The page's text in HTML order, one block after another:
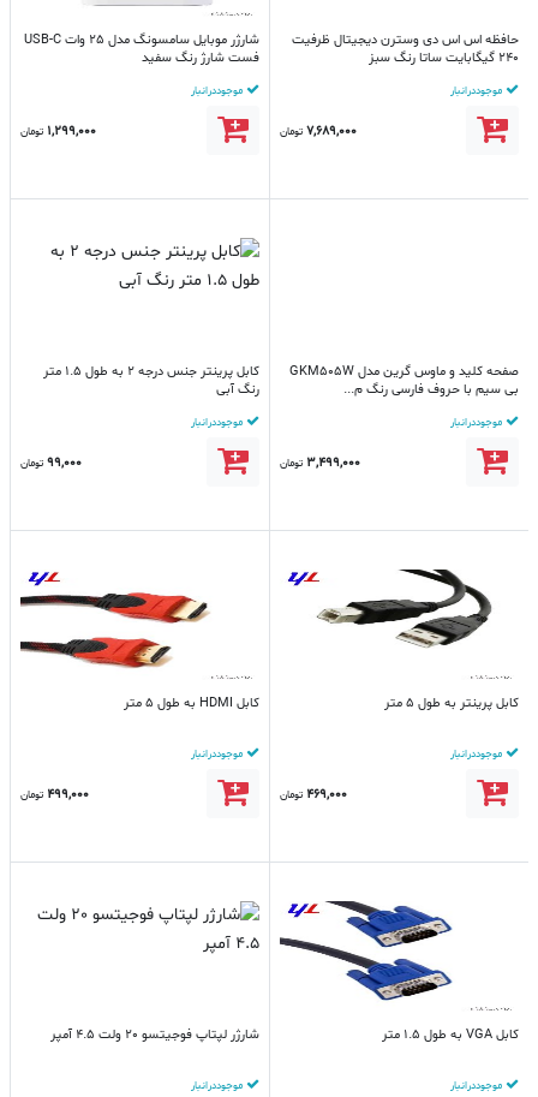
حافظه اس اس دی وسترن دیجیتال ظرفیت
240 گیگابایت ساتا رنگ سبز
موجود در انبار
7,689,000 تومان
شارژر موبایل سامسونگ مدل 25 وات USB-C
فست شارژ رنگ سفید
موجود در انبار
1,299,000 تومان
صفحه کلید و ماوس گرین مدل GKM505W
بی سیم با حروف فارسی رنگ م...
موجود در انبار
3,499,000 تومان
کابل پرینتر جنس درجه 2 به طول 1.5 متر
رنگ آبی
موجود در انبار
99,000 تومان
کابل پرینتر به طول 5 متر
موجود در انبار
469,000 تومان
کابل HDMI به طول 5 متر
موجود در انبار
499,000 تومان
کابل VGA به طول 1.5 متر
موجود در انبار
شارژر لپتاپ فوجیتسو 20 ولت 4.5 آمپر
موجود در انبار